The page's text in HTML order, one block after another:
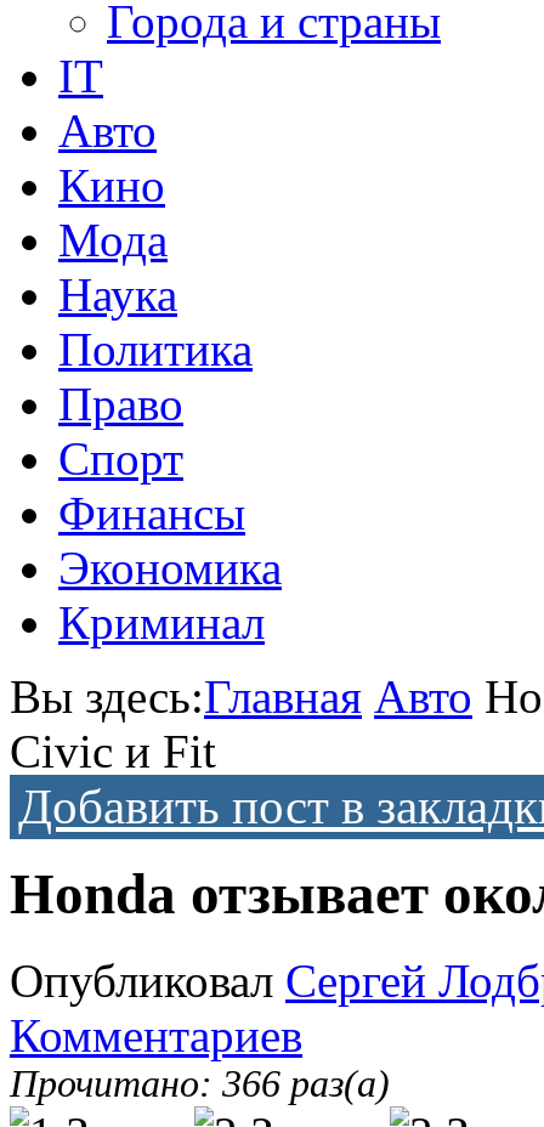
Города и страны
IT
Авто
Кино
Мода
Наука
Политика
Право
Спорт
Финансы
Экономика
Криминал
Вы здесь:Главная Авто
Civic и Fit
Добавить пост в
Honda отзывает
Опубликовал Сергей
Комментариев
Прочитано: 366 раз(а)